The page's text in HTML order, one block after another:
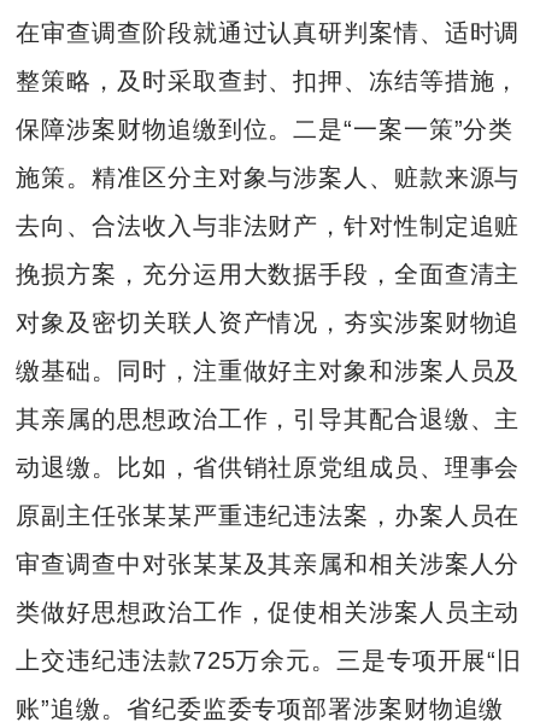
在审查调查阶段就通过认真研判案情、适时调
整策略，及时采取查封、扣押、冻结等措施，
保障涉案财物追缴到位。二是“一案一策”分类
施策。精准区分主对象与涉案人、赃款来源与
去向、合法收入与非法财产，针对性制定追赃
挽损方案，充分运用大数据手段，全面查清主
对象及密切关联人资产情况，夯实涉案财物追
缴基础。同时，注重做好主对象和涉案人员及
其亲属的思想政治工作，引导其配合退缴、主
动退缴。比如，省供销社原党组成员、理事会
原副主任张某某严重违纪违法案，办案人员在
审查调查中对张某某及其亲属和相关涉案人分
类做好思想政治工作，促使相关涉案人员主动
上交违纪违法款725万余元。三是专项开展“旧
账”追缴。省纪委监委专项部署涉案财物追缴